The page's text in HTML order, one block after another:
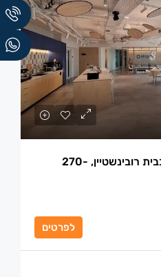
להשכרה קומה עצמאית בבית רובינשטיין, 270-
לפרטים